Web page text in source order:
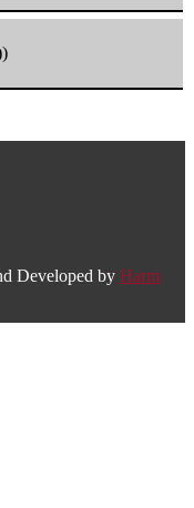
Developed by Harm